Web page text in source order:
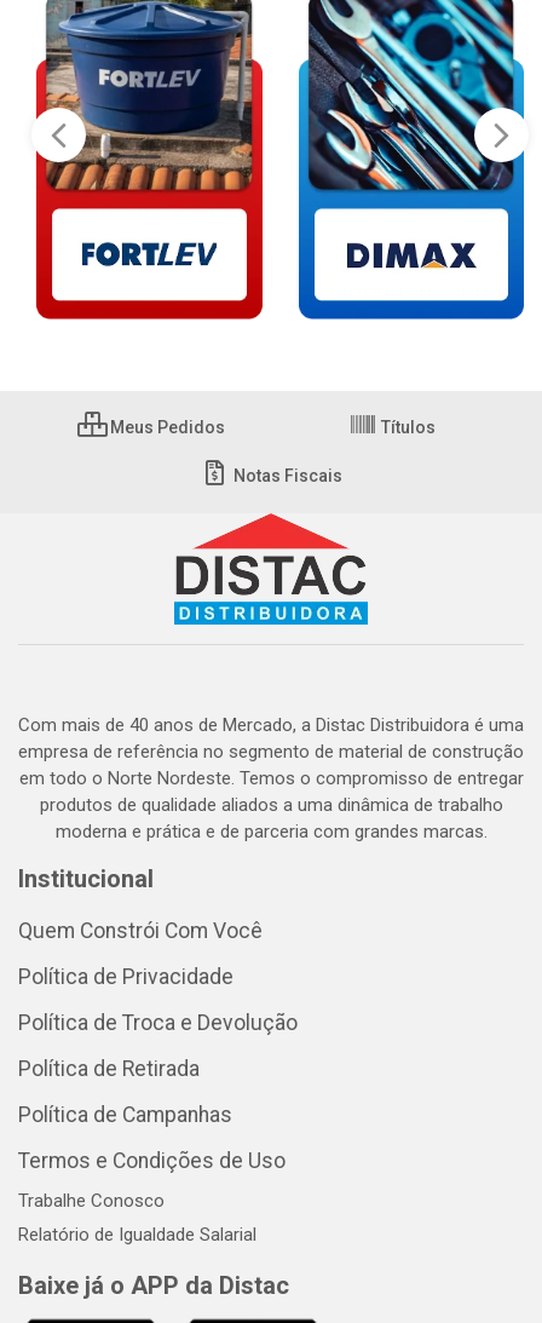
Meus Pedidos Títulos
Notas Fiscais
Com mais de 40 anos de Mercado, a Distac Distribuidora é uma
empresa de referência no segmento de material de construção
em todo o Norte Nordeste. Temos o compromisso de entregar
produtos de qualidade aliados a uma dinâmica de trabalho
moderna e prática e de parceria com grandes marcas.
Institucional
Quem Constrói Com Você
Política de Privacidade
Política de Troca e Devolução
Política de Retirada
Política de Campanhas
Termos e Condições de Uso
Trabalhe Conosco
Relatório de Igualdade Salarial
Baixe já o APP da Distac